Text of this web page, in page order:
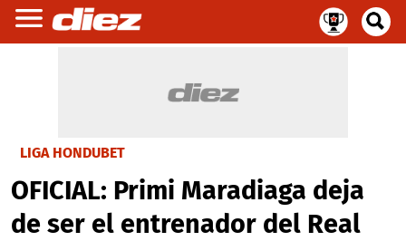
LIGA HONDUBET
OFICIAL: Primi Maradiaga deja
de ser el entrenador del Real